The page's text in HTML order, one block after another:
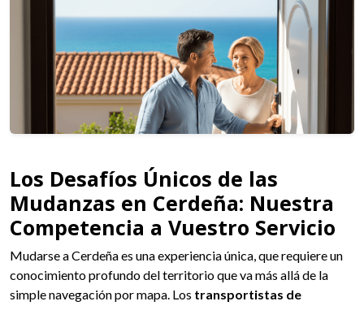
Los Desafíos Únicos de las
Mudanzas en Cerdeña: Nuestra
Competencia a Vuestro Servicio
Mudarse a Cerdeña es una experiencia única, que requiere un
conocimiento profundo del territorio que va más allá de la
simple navegación por mapa. Los transportistas de